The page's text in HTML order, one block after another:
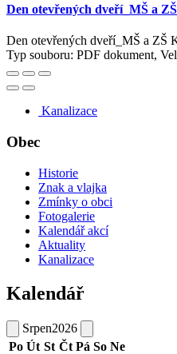
Den otevřených dveří_MŠ a
Den otevřených dveří_MŠ a ZŠ
Typ souboru: PDF dokument,
Kanalizace
Obec
Historie
Znak a vlajka
Zmínky o obci
Fotogalerie
Kalendář akcí
Aktuality
Kanalizace
Kalendář
Srpen2026
Po Út St Čt Pá So Ne